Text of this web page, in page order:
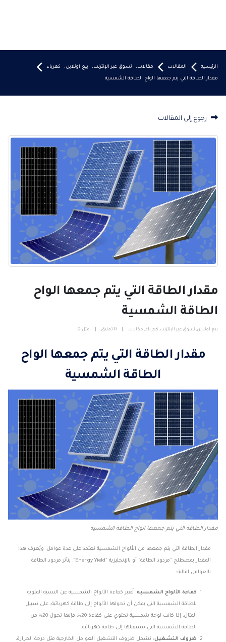
الرئيسيه المقالات مقالات, تسوق عبر الإنترنت, بيع اونلاين, كهرباء
مقدار الطاقة التي يتم جمعها الواح الطاقة الشمسية
رجوع إلى المقالات
مقدار الطاقة التي يتم جمعها الواح
الطاقة الشمسية
بيع اونلاين, تسوق عبر الإنترنت , كهرباء , مقالات 0 تعليق مثل: 0
مقدار الطاقة التي يتم جمعها الواح
الطاقة الشمسية
مقدار الطاقة التي يتم جمعها الواح الطاقة الشمسية
مقدار الطاقة التي يتم جمعها من الألواح الشمسية تعتمد على عدة عوامل، ويُعرف هذا
المقدار بمصطلح “مردود الطاقة” أو بالإنجليزية “Energy Yield”. يتأثر مردود الطاقة
بالعوامل التالية:
كفاءة الألواح الشمسية: تُعبر كفاءة الألواح الشمسية عن النسبة المئوية
للطاقة الشمسية التي يمكن أن تحولها الألواح إلى طاقة كهربائية. على سبيل
المثال، إذا كانت لوحة شمسية تحتوي على كفاءة 20%، فإنها تحول 20% من
الطاقة الشمسية التي تستقبلها إلى طاقة كهربائية.
ظروف التشغيل: تشمل ظروف التشغيل العوامل الخارجية مثل درجة الحرارة،